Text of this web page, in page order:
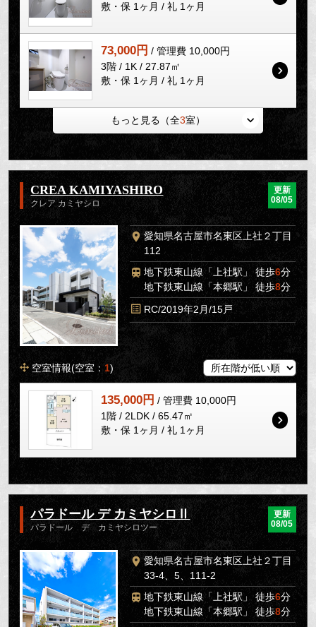
敷・保 1ヶ月 / 礼 1ヶ月
73,000円 / 管理費 10,000円
3階 / 1K / 27.87㎡
敷・保 1ヶ月 / 礼 1ヶ月
もっと見る（全3室）
CREA KAMIYASHIRO
クレア カミヤシロ
更新
08/05
愛知県名古屋市名東区上社２丁目
112
地下鉄東山線「上社駅」 徒歩6分
地下鉄東山線「本郷駅」 徒歩8分
RC/2019年2月/15戸
空室情報(空室： 1)
135,000円 / 管理費 10,000円
1階 / 2LDK / 65.47㎡
敷・保 1ヶ月 / 礼 1ヶ月
パラドール デ カミヤシロⅡ
パラドール デ カミヤシロツー
更新
08/05
愛知県名古屋市名東区上社２丁目
33-4、5、111-2
地下鉄東山線「上社駅」 徒歩6分
地下鉄東山線「本郷駅」 徒歩8分